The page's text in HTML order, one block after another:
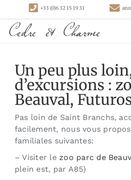
contenu
+33 (0)6 32 15 19 31
Chambres
Gîtes
Activités
Un peu plus
d’excursions :
Beauval,
Pas loin de Saint Branchs,
facilement, nous vous
familiales suivantes:
– Visiter le zoo parc de
plein est, par A85)